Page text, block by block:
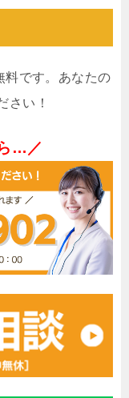
料です。あなたの
さい！
…／